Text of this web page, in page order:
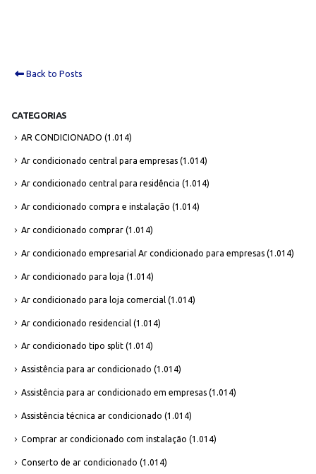
Back to Posts
CATEGORIAS
AR CONDICIONADO (1.014)
Ar condicionado central para empresas (1.014)
Ar condicionado central para residência (1.014)
Ar condicionado compra e instalação (1.014)
Ar condicionado comprar (1.014)
Ar condicionado empresarial Ar condicionado para empresas (1.014)
Ar condicionado para loja (1.014)
Ar condicionado para loja comercial (1.014)
Ar condicionado residencial (1.014)
Ar condicionado tipo split (1.014)
Assistência para ar condicionado (1.014)
Assistência para ar condicionado em empresas (1.014)
Assistência técnica ar condicionado (1.014)
Comprar ar condicionado com instalação (1.014)
Conserto de ar condicionado (1.014)